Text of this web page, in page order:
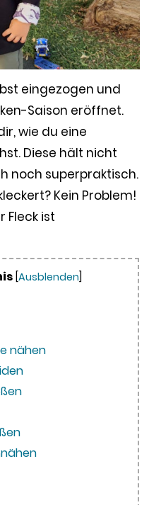
eingezogen und
Saison eröffnet.
wie du eine
Diese hält nicht
noch superpraktisch.
Kein Problem!
Fleck ist
[Ausblenden
nähen